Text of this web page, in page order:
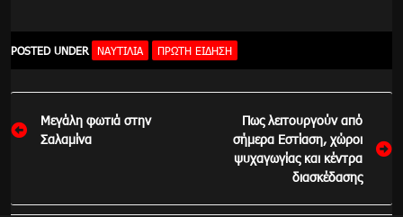
POSTED UNDER ΝΑΥΤΙΛΙΑ ΠΡΏΤΗ ΕΊΔΗΣΗ
Πλοήγηση
άρθρων
Μεγάλη φωτιά στην
Σαλαμίνα
Πως λειτουργούν από
σήμερα Εστίαση, χώροι
ψυχαγωγίας και κέντρα
διασκέδασης